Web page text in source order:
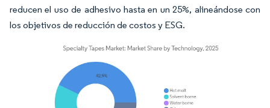
reducen el uso de adhesivo hasta en un 25%, alineándose con
los objetivos de reducción de costos y ESG.